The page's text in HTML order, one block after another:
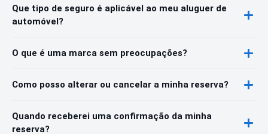
Que tipo de seguro é aplicável ao meu aluguer de
automóvel?
O que é uma marca sem preocupações?
Como posso alterar ou cancelar a minha reserva?
Quando receberei uma confirmação da minha
reserva?